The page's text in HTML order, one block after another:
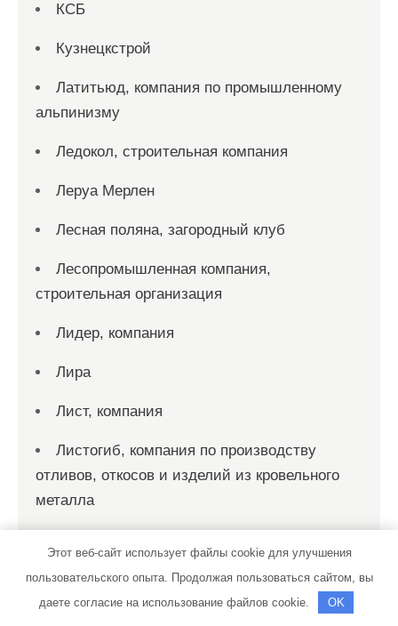
КСБ
Кузнецкстрой
Латитьюд, компания по промышленному
альпинизму
Ледокол, строительная компания
Леруа Мерлен
Лесная поляна, загородный клуб
Лесопромышленная компания,
строительная организация
Лидер, компания
Лира
Лист, компания
Листогиб, компания по производству
отливов, откосов и изделий из кровельного
металла
Магистраль-99, компания по
обслуживанию железнодорожных путей и
Этот веб-сайт использует файлы cookie для улучшения
пользовательского опыта. Продолжая пользоваться сайтом, вы
даете согласие на использование файлов cookie.
OK